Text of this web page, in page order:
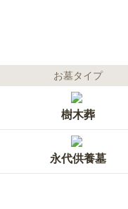
お墓タイプ
樹木葬
永代供養墓